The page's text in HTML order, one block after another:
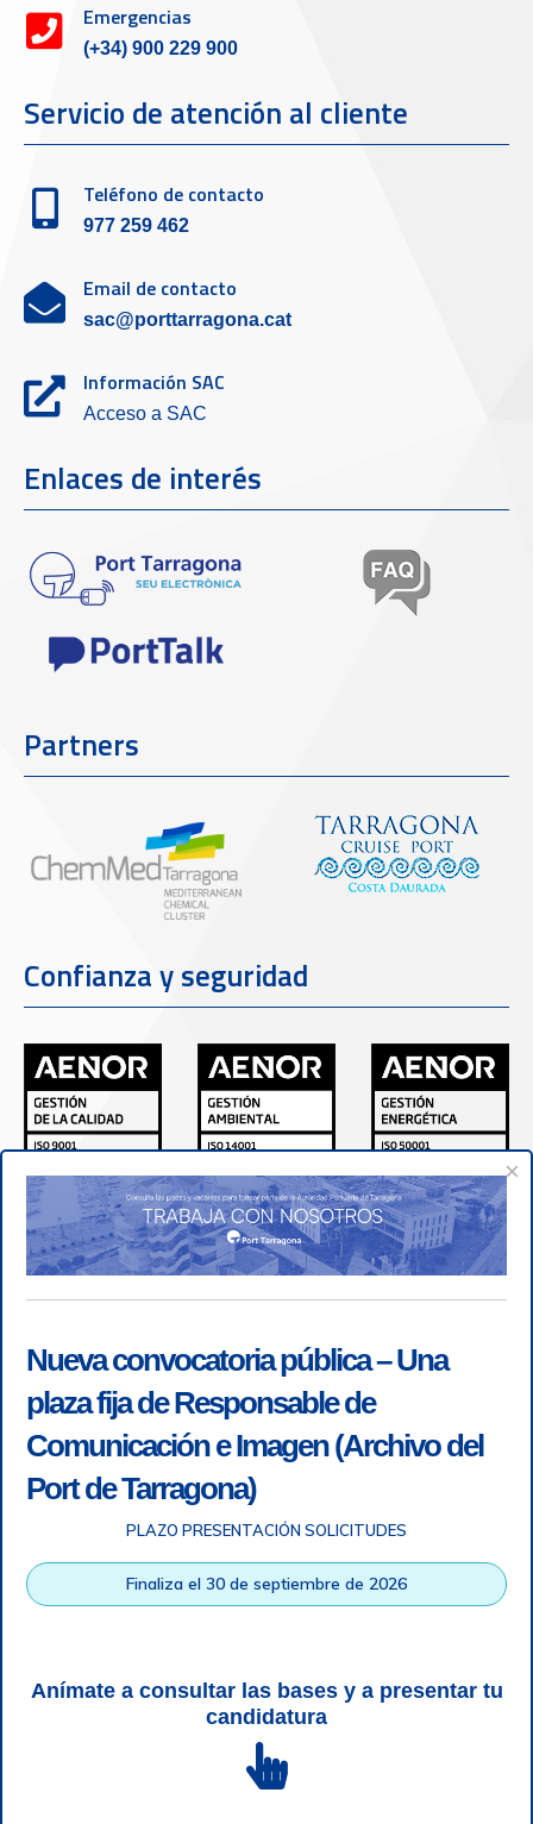
Emergencias
(+34) 900 229 900
Servicio de atención al cliente
Teléfono de contacto
977 259 462
Email de contacto
sac@porttarragona.cat
Información SAC
Acceso a SAC
Enlaces de interés
Partners
Confianza y seguridad
grabación telefónica
| SGSI |
Login
Autoridad Portuaria de Tarragona © Todos los derechos
×
Nueva convocatoria pública – Una
plaza fija de Responsable de
Comunicación e Imagen (Archivo del
Port de Tarragona)
PLAZO PRESENTACIÓN SOLICITUDES
Finaliza el 30 de septiembre de 2026
Anímate a consultar las bases y a presentar tu
candidatura